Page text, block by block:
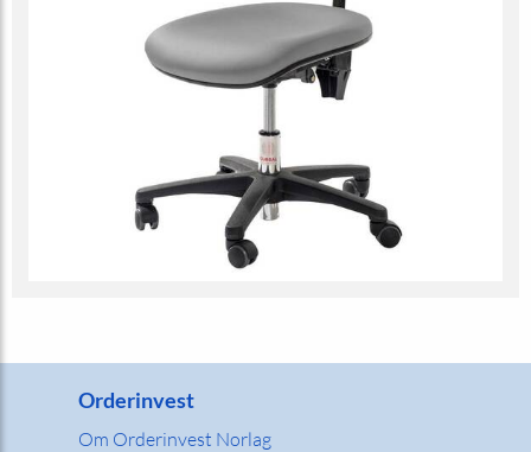
Orderinvest
Om Orderinvest Norlag